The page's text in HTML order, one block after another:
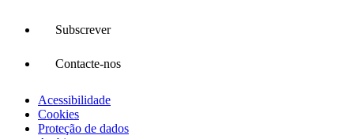
Subscrever
Contacte-nos
Acessibilidade
Cookies
Proteção de dados